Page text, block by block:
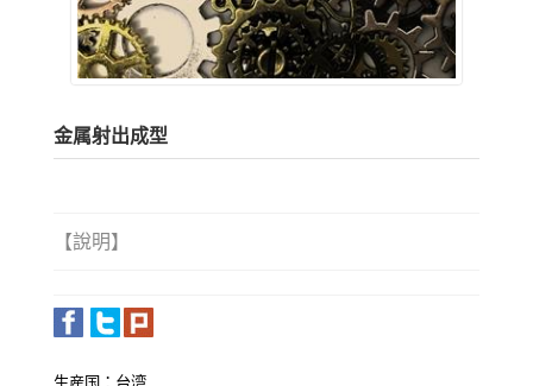
金属射出成型
【說明】